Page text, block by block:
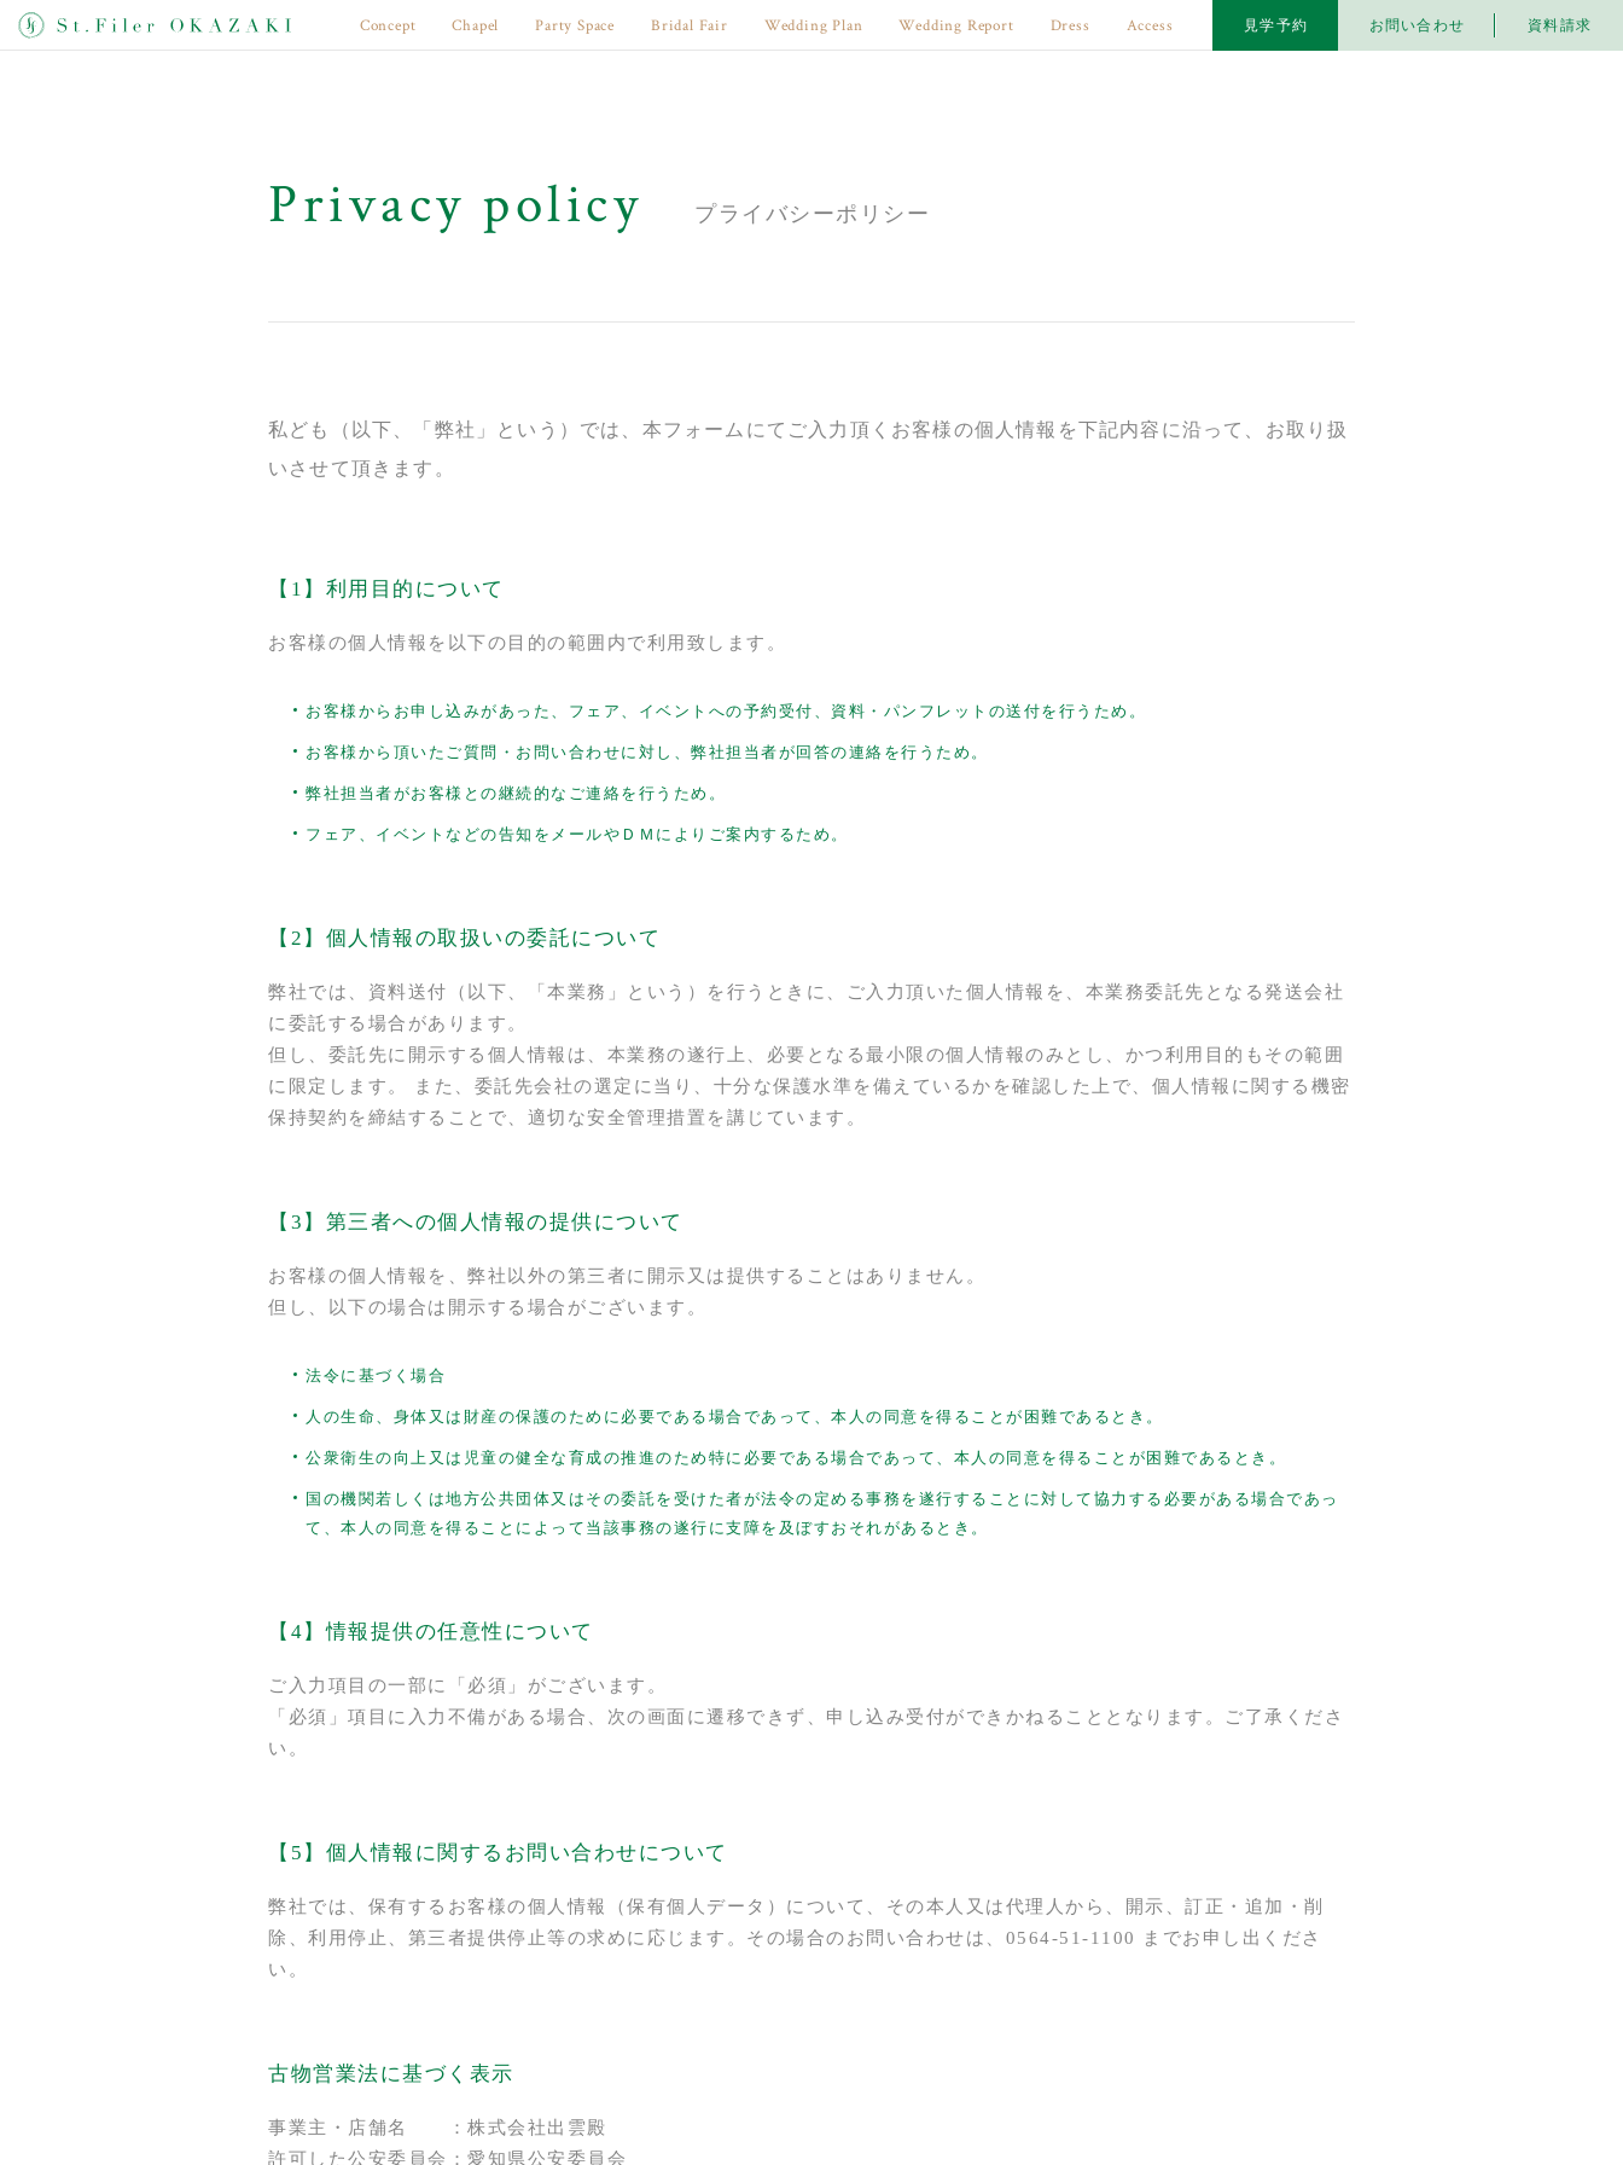
Concept Chapel Party Space Bridal Fair Wedding Plan Wedding Report Dress Access 見学予約 お問い合わせ 資料請求
Privacy policy プライバシーポリシー
私ども（以下、「弊社」という）では、本フォームにてご入力頂くお客様の個人情報を下記内容に沿って、お取り扱
いさせて頂きます。
【1】利用目的について
お客様の個人情報を以下の目的の範囲内で利用致します。
お客様からお申し込みがあった、フェア、イベントへの予約受付、資料・パンフレットの送付を行うため。
お客様から頂いたご質問・お問い合わせに対し、弊社担当者が回答の連絡を行うため。
弊社担当者がお客様との継続的なご連絡を行うため。
フェア、イベントなどの告知をメールやＤＭによりご案内するため。
【2】個人情報の取扱いの委託について
弊社では、資料送付（以下、「本業務」という）を行うときに、ご入力頂いた個人情報を、本業務委託先となる発送会社
に委託する場合があります。
但し、委託先に開示する個人情報は、本業務の遂行上、必要となる最小限の個人情報のみとし、かつ利用目的もその範囲
に限定します。 また、委託先会社の選定に当り、十分な保護水準を備えているかを確認した上で、個人情報に関する機密
保持契約を締結することで、適切な安全管理措置を講じています。
【3】第三者への個人情報の提供について
お客様の個人情報を、弊社以外の第三者に開示又は提供することはありません。
但し、以下の場合は開示する場合がございます。
法令に基づく場合
人の生命、身体又は財産の保護のために必要である場合であって、本人の同意を得ることが困難であるとき。
公衆衛生の向上又は児童の健全な育成の推進のため特に必要である場合であって、本人の同意を得ることが困難であるとき。
国の機関若しくは地方公共団体又はその委託を受けた者が法令の定める事務を遂行することに対して協力する必要がある場合であっ
て、本人の同意を得ることによって当該事務の遂行に支障を及ぼすおそれがあるとき。
【4】情報提供の任意性について
ご入力項目の一部に「必須」がございます。
「必須」項目に入力不備がある場合、次の画面に遷移できず、申し込み受付ができかねることとなります。ご了承くださ
い。
【5】個人情報に関するお問い合わせについて
弊社では、保有するお客様の個人情報（保有個人データ）について、その本人又は代理人から、開示、訂正・追加・削
除、利用停止、第三者提供停止等の求めに応じます。その場合のお問い合わせは、0564-51-1100 までお申し出くださ
い。
古物営業法に基づく表示
事業主・店舗名 ：株式会社出雲殿
許可した公安委員会：愛知県公安委員会